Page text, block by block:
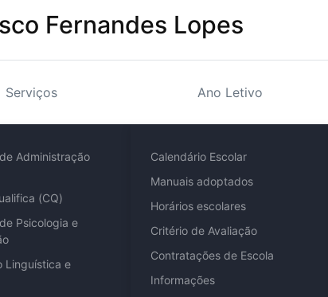
Fernandes Lopes
Serviços
Administração
(CQ)
Psicologia e
Linguística e
Ano Letivo
Calendário Escolar
Manuais adoptados
Horários escolares
Critério de Avaliação
Contratações de Escola
Informações